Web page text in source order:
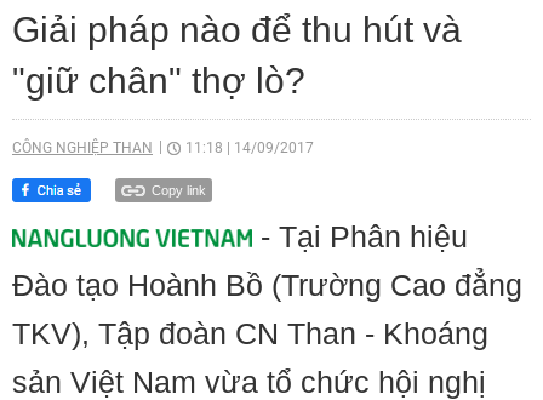
Giải pháp nào để thu hút và
"giữ chân" thợ lò?
CÔNG NGHIỆP THAN 11:18 14/09/2017
Copy link
- Tại Phân hiệu
Đào tạo Hoành Bồ (Trường Cao đẳng
TKV), Tập đoàn CN Than - Khoáng
sản Việt Nam vừa tổ chức hội nghị